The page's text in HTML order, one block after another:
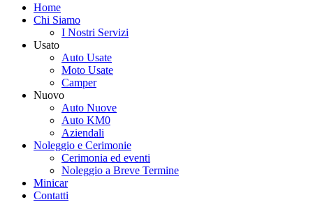
Home
Chi Siamo
I Nostri Servizi
Usato
Auto Usate
Moto Usate
Camper
Nuovo
Auto Nuove
Auto KM0
Aziendali
Noleggio e Cerimonie
Cerimonia ed eventi
Noleggio a Breve Termine
Minicar
Contatti